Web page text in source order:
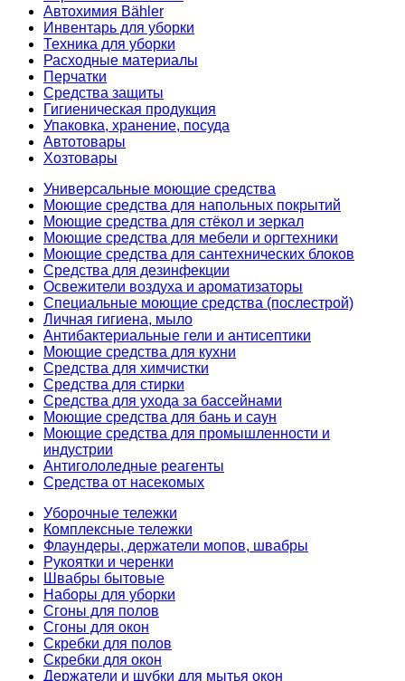
Автохимия Bähler
Инвентарь для уборки
Техника для уборки
Расходные материалы
Перчатки
Средства защиты
Гигиеническая продукция
Упаковка, хранение, посуда
Автотовары
Хозтовары
Универсальные моющие средства
Моющие средства для напольных покрытий
Моющие средства для стёкол и зеркал
Моющие средства для мебели и оргтехники
Моющие средства для сантехнических блоков
Средства для дезинфекции
Освежители воздуха и ароматизаторы
Специальные моющие средства (послестрой)
Личная гигиена, мыло
Антибактериальные гели и антисептики
Моющие средства для кухни
Средства для химчистки
Средства для стирки
Средства для ухода за бассейнами
Моющие средства для бань и саун
Моющие средства для промышленности и
индустрии
Антигололедные реагенты
Средства от насекомых
Уборочные тележки
Комплексные тележки
Флаундеры, держатели мопов, швабры
Рукоятки и черенки
Швабры бытовые
Наборы для уборки
Сгоны для полов
Сгоны для окон
Скребки для полов
Скребки для окон
Держатели и шубки для мытья окон